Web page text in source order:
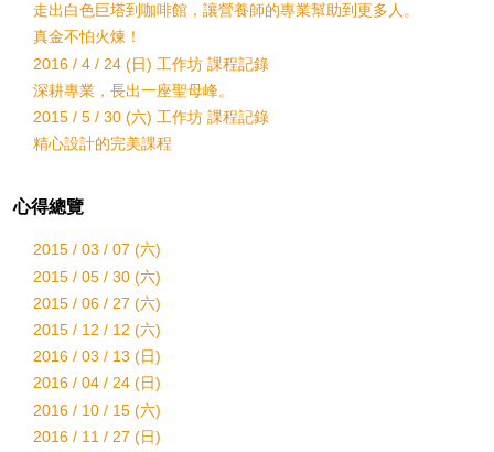
走出白色巨塔到咖啡館，讓營養師的專業幫助到更多人。
真金不怕火煉！
2016 / 4 / 24 (日) 工作坊 課程記錄
深耕專業，長出一座聖母峰。
2015 / 5 / 30 (六) 工作坊 課程記錄
精心設計的完美課程
心得總覽
2015 / 03 / 07 (六)
2015 / 05 / 30 (六)
2015 / 06 / 27 (六)
2015 / 12 / 12 (六)
2016 / 03 / 13 (日)
2016 / 04 / 24 (日)
2016 / 10 / 15 (六)
2016 / 11 / 27 (日)